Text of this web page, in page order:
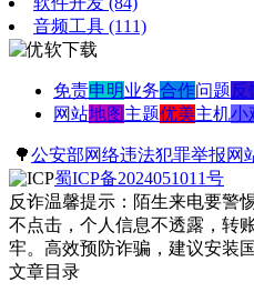
音频工具 (111)
免责申明业务合作问题反
网站地图 主题优美主机小
🌳公安部网络违法犯罪举报网
蜀ICP备2024051011号
反诈温馨提示：陌生来电要警
不点击，个人信息不透露，转
牢。高效预防诈骗，建议安装
文章目录